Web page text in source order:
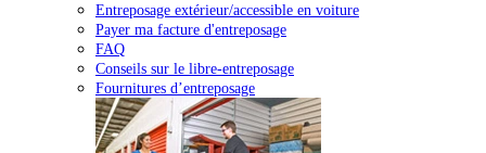
Entreposage extérieur/accessible en voiture
Payer ma facture d'entreposage
FAQ
Conseils sur le libre-entreposage
Fournitures d’entreposage